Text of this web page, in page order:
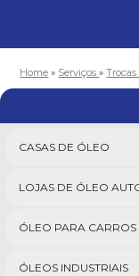
Home » Serviços»
CASAS DE ÓLEO
LOJAS DE ÓLEO
ÓLEO PARA CARROS
ÓLEOS INDUSTRIAIS